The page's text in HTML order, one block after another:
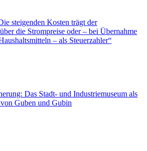
steigenden Kosten trägt der
die Strompreise oder – bei Übernahme
– als Steuerzahler“
Das Stadt- und Industriemuseum als
Guben und Gubin